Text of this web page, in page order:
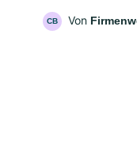
CB Von